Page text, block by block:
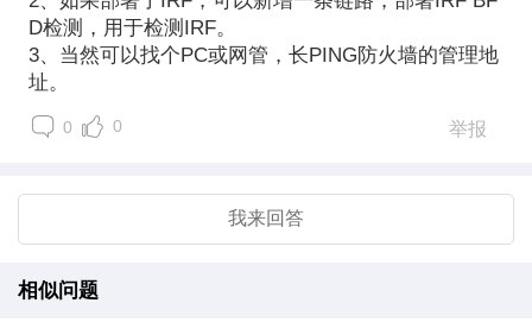
D检测，用于检测IRF。
3、当然可以找个PC或网管，长PING防火墙的管理地
址。
0 0 举报
我来回答
相似问题